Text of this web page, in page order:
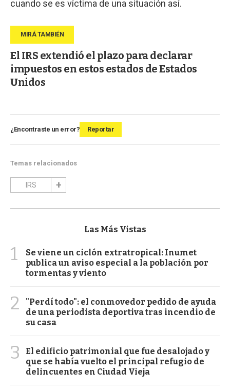
cuando se es víctima de una situación así.
El IRS extendió el plazo para declarar
impuestos en estos estados de Estados
Unidos
¿Encontraste un error? Reportar
Temas relacionados
IRS
Las Más Vistas
1
Se viene un ciclón extratropical: Inumet
publica un aviso especial a la población por
tormentas y viento
2
"Perdí todo": el conmovedor pedido de ayuda
de una periodista deportiva tras incendio de
su casa
3
El edificio patrimonial que fue desalojado y
que se había vuelto el principal refugio de
delincuentes en Ciudad Vieja